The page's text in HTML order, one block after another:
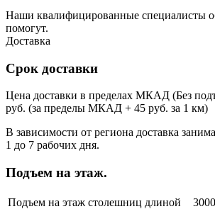
Наши квалифицированные специалисты
помогут.
Доставка
Срок доставки
Цена доставки в пределах МКАД (Без
руб. (за пределы МКАД + 45 руб. за 1 км)
В зависимости от региона доставка
1 до 7 рабочих дня.
Подъем на этаж.
Подъем на этаж столешниц длиной